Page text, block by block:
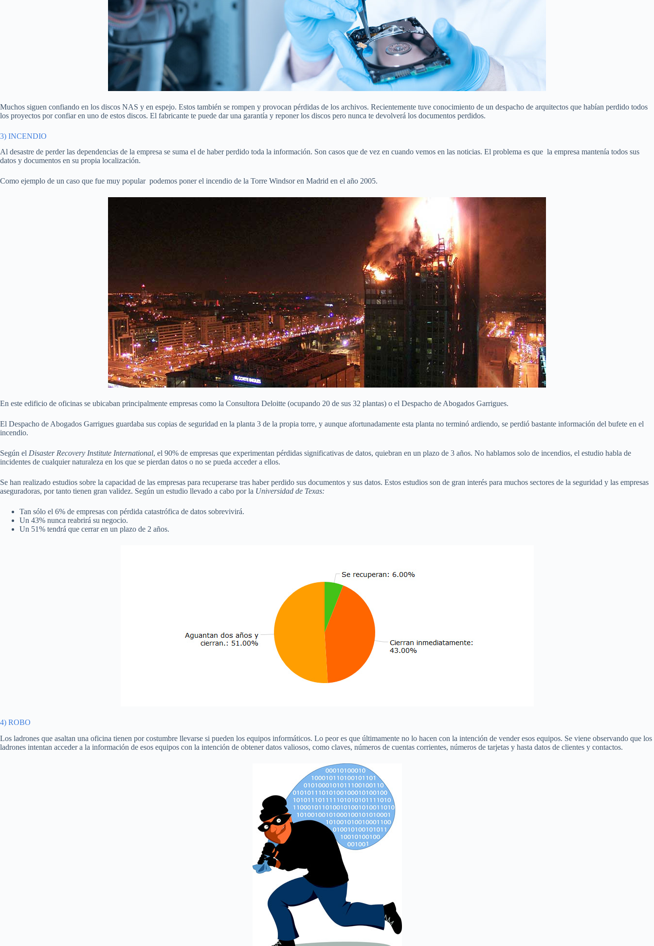
Muchos siguen confiando en los discos NAS y en espejo. Estos también se rompen y provocan pérdidas de los archivos. Recientemente tuve conocimiento de un despacho de arquitectos que habían perdido todos
los proyectos por confiar en uno de estos discos. El fabricante te puede dar una garantía y reponer los discos pero nunca te devolverá los documentos perdidos.
3) INCENDIO
Al desastre de perder las dependencias de la empresa se suma el de haber perdido toda la información. Son casos que de vez en cuando vemos en las noticias. El problema es que la empresa mantenía todos sus
datos y documentos en su propia localización.
Como ejemplo de un caso que fue muy popular podemos poner el incendio de la Torre Windsor en Madrid en el año 2005.
En este edificio de oficinas se ubicaban principalmente empresas como la Consultora Deloitte (ocupando 20 de sus 32 plantas) o el Despacho de Abogados Garrigues.
El Despacho de Abogados Garrigues guardaba sus copias de seguridad en la planta 3 de la propia torre, y aunque afortunadamente esta planta no terminó ardiendo, se perdió bastante información del bufete en el
incendio.
Según el Disaster Recovery Institute International, el 90% de empresas que experimentan pérdidas significativas de datos, quiebran en un plazo de 3 años. No hablamos solo de incendios, el estudio habla de
incidentes de cualquier naturaleza en los que se pierdan datos o no se pueda acceder a ellos.
Se han realizado estudios sobre la capacidad de las empresas para recuperarse tras haber perdido sus documentos y sus datos. Estos estudios son de gran interés para muchos sectores de la seguridad y las empresas
aseguradoras, por tanto tienen gran validez. Según un estudio llevado a cabo por la Universidad de Texas:
Tan sólo el 6% de empresas con pérdida catastrófica de datos sobrevivirá.
Un 43% nunca reabrirá su negocio.
Un 51% tendrá que cerrar en un plazo de 2 años.
4) ROBO
Los ladrones que asaltan una oficina tienen por costumbre llevarse si pueden los equipos informáticos. Lo peor es que últimamente no lo hacen con la intención de vender esos equipos. Se viene observando que los
ladrones intentan acceder a la información de esos equipos con la intención de obtener datos valiosos, como claves, números de cuentas corrientes, números de tarjetas y hasta datos de clientes y contactos.